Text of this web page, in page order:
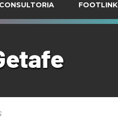
CONSULTORIA FOOTLINK